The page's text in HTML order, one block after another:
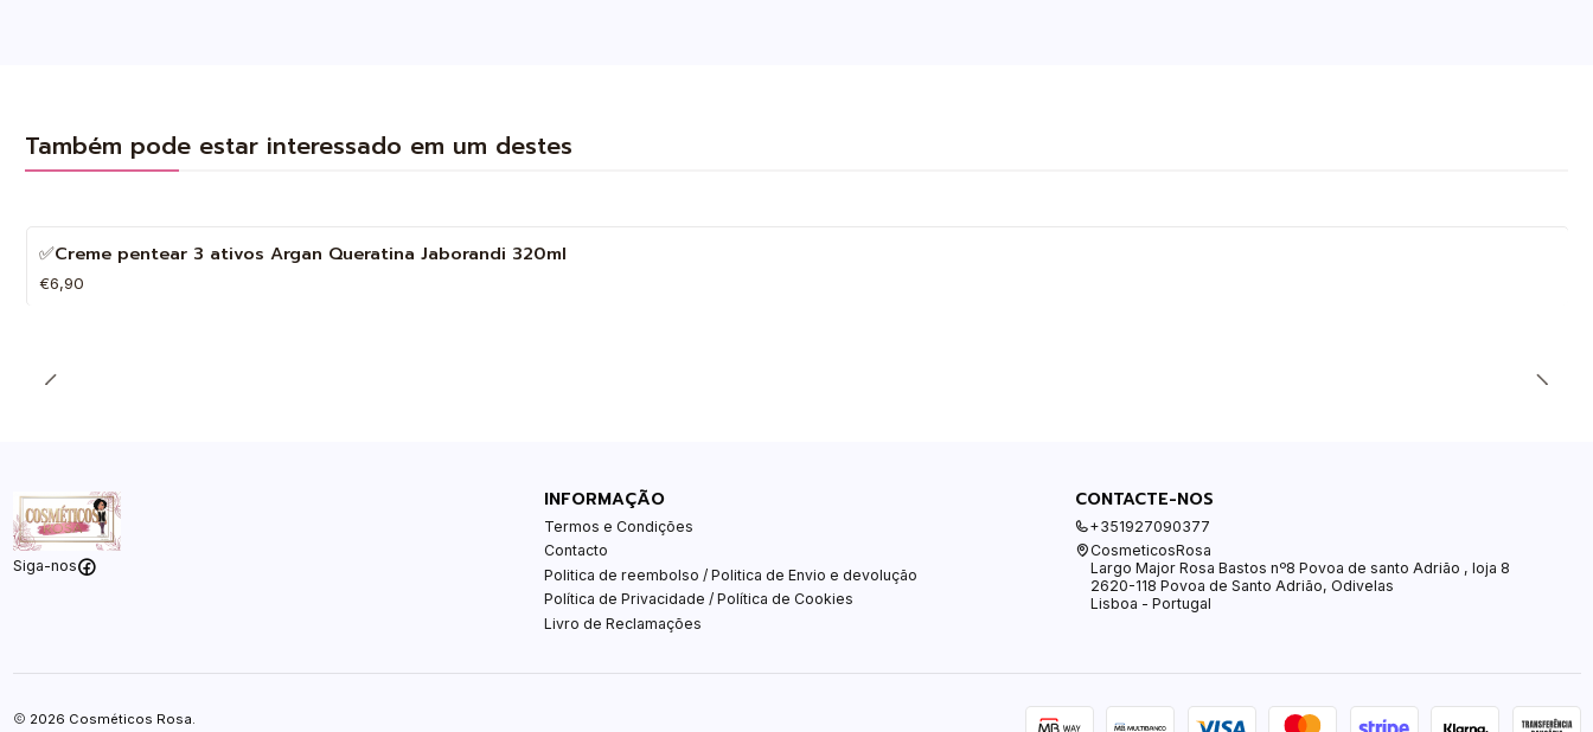
Também pode estar interessado em um destes
✅Creme pentear 3 ativos Argan Queratina Jaborandi 320ml
€6,90
Siga-nos
INFORMAÇÃO
Termos e Condições
Contacto
Politica de reembolso / Politica de Envio e devolução
Política de Privacidade / Política de Cookies
Livro de Reclamações
CONTACTE-NOS
+351927090377
CosmeticosRosa
Largo Major Rosa Bastos nº8 Povoa de santo Adrião , loja 8
2620-118 Povoa de Santo Adrião, Odivelas
Lisboa - Portugal
2026 Cosméticos Rosa.